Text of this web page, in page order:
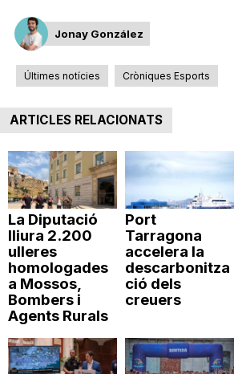
Jonay González
Últimes notícies Cròniques Esports
ARTICLES RELACIONATS
La Diputació
lliura 2.200
ulleres
homologades
a Mossos,
Bombers i
Agents Rurals
Port
Tarragona
accelera la
descarbonitza
ció dels
creuers